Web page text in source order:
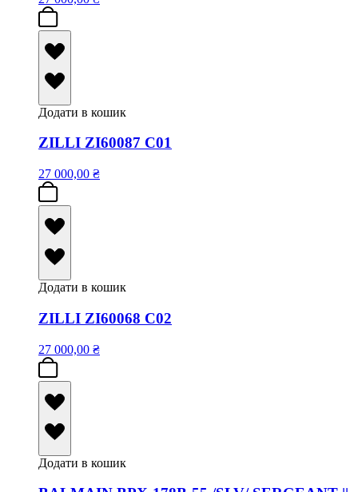
Додати в кошик
ZILLI ZI60087 C01
27 000,00 ₴
Додати в кошик
ZILLI ZI60068 C02
27 000,00 ₴
Додати в кошик